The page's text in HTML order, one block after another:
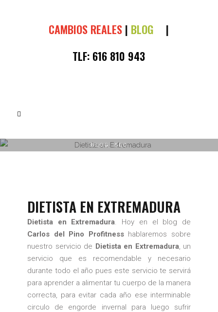
CAMBIOS REALES | BLOG
|
TLF: 616 810 943
BLOG ,SEO
DIETISTA EN EXTREMADURA
Dietista en Extremadura. Hoy en el blog de
Carlos del Pino Profitnesshablaremos sobre
nuestro servicio de Dietista en Extremadura, un
servicio que es recomendable y necesario
durante todo el año pues este servicio te servirá
para aprender a alimentar tu cuerpo de la manera
correcta, para evitar cada año ese interminable
circulo de engorde invernal para luego sufrir